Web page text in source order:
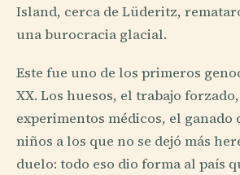
Island, cerca de Lüderitz,
una burocracia glacial.
Este fue uno de los primeros
XX. Los huesos, el trabajo
experimentos médicos, el ganado
niños a los que no se dejó más
duelo: todo eso dio forma al país